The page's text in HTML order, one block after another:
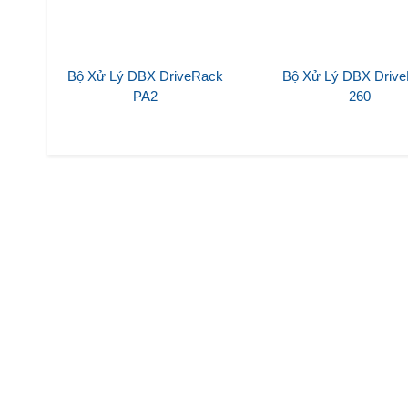
Bộ Xử Lý DBX DriveRack
PA2
Bộ Xử Lý DBX
260